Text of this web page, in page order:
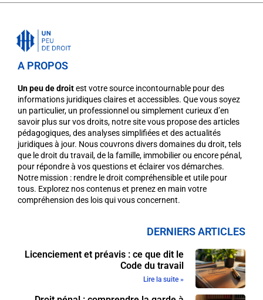
A PROPOS
Un peu de droitest votre source incontournable pour des
informations juridiques claires et accessibles. Que vous soyez
un particulier, un professionnel ou simplement curieux d’en
savoir plus sur vos droits, notre site vous propose des articles
pédagogiques, des analyses simplifiées et des actualités
juridiques à jour. Nous couvrons divers domaines du droit, tels
que le droit du travail, de la famille, immobilier ou encore pénal,
pour répondre à vos questions et éclairer vos démarches.
Notre mission : rendre le droit compréhensible et utile pour
tous. Explorez nos contenus et prenez en main votre
compréhension des lois qui vous concernent.
DERNIERS ARTICLES
Licenciement et préavis : ce que dit le
Code du travail
Lire la suite »